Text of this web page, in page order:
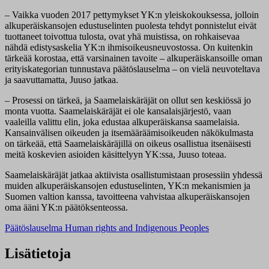
– Vaikka vuoden 2017 pettymykset YK:n yleiskokouksessa, jolloin
alkuperäiskansojen edustuselinten puolesta tehdyt ponnistelut eivät
tuottaneet toivottua tulosta, ovat yhä muistissa, on rohkaisevaa
nähdä edistysaskelia YK:n ihmisoikeusneuvostossa. On kuitenkin
tärkeää korostaa, että varsinainen tavoite – alkuperäiskansoille oman
erityiskategorian tunnustava päätöslauselma – on vielä neuvoteltava
ja saavuttamatta, Juuso jatkaa.
– Prosessi on tärkeä, ja Saamelaiskäräjät on ollut sen keskiössä jo
monta vuotta. Saamelaiskäräjät ei ole kansalaisjärjestö, vaan
vaaleilla valittu elin, joka edustaa alkuperäiskansa saamelaisia.
Kansainvälisen oikeuden ja itsemääräämisoikeuden näkökulmasta
on tärkeää, että Saamelaiskäräjillä on oikeus osallistua itsenäisesti
meitä koskevien asioiden käsittelyyn YK:ssa, Juuso toteaa.
Saamelaiskäräjät jatkaa aktiivista osallistumistaan prosessiin yhdessä
muiden alkuperäiskansojen edustuselinten, YK:n mekanismien ja
Suomen valtion kanssa, tavoitteena vahvistaa alkuperäiskansojen
oma ääni YK:n päätöksenteossa.
Päätöslauselma Human rights and Indigenous Peoples
Lisätietoja